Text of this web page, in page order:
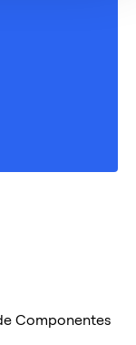
Componentes